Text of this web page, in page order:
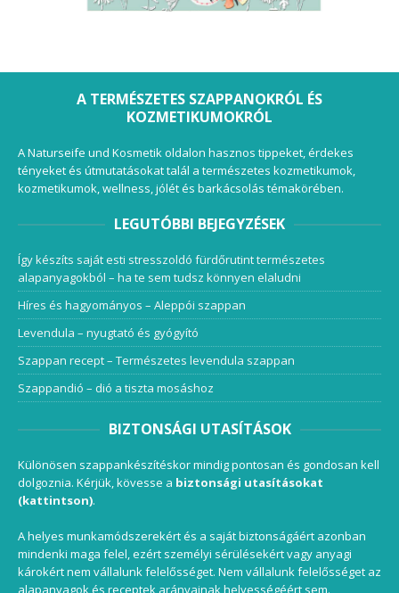
A TERMÉSZETES SZAPPANOKRÓL ÉS
KOZMETIKUMOKRÓL
A Naturseife und Kosmetik oldalon hasznos tippeket, érdekes
tényeket és útmutatásokat talál a természetes kozmetikumok,
kozmetikumok, wellness, jólét és barkácsolás témakörében.
LEGUTÓBBI BEJEGYZÉSEK
Így készíts saját esti stresszoldó fürdőrutint természetes
alapanyagokból – ha te sem tudsz könnyen elaludni
Híres és hagyományos – Aleppói szappan
Levendula – nyugtató és gyógyító
Szappan recept – Természetes levendula szappan
Szappandió – dió a tiszta mosáshoz
BIZTONSÁGI UTASÍTÁSOK
Különösen szappankészítéskor mindig pontosan és gondosan kell
dolgoznia. Kérjük, kövesse a biztonsági utasításokat
(kattintson).
A helyes munkamódszerekért és a saját biztonságáért azonban
mindenki maga felel, ezért személyi sérülésekért vagy anyagi
károkért nem vállalunk felelősséget. Nem vállalunk felelősséget az
alapanyagok és receptek arányainak helyességéért sem.